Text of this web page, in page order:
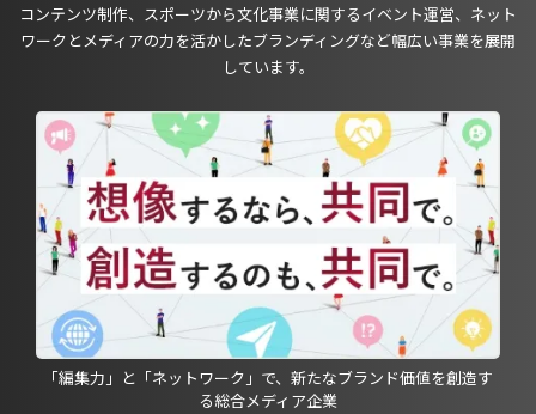
コンテンツ制作、スポーツから文化事業に関するイベント運営、ネット
ワークとメディアの力を活かしたブランディングなど幅広い事業を展開
しています。
「編集力」と「ネットワーク」で、新たなブランド価値を創造す
る総合メディア企業